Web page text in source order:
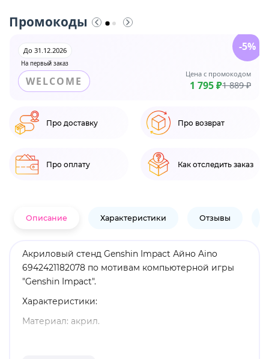
Промокоды
На первый заказ
До 31.12.2026
WELCOME
Цена с промокодом
1 795 ₽1 889 ₽
-5%
Про доставку Про возврат
Про оплату Как отследить заказ
Описание Характеристики Отзывы
Акриловый стенд Genshin Impact Айно Aino
6942421182078 по мотивам компьютерной игры
"Genshin Impact".
Характеристики:
Материал: акрил.